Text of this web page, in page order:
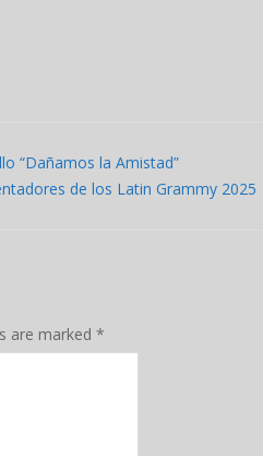
“Dañamos la Amistad”
de los Latin Grammy 2025
are marked *